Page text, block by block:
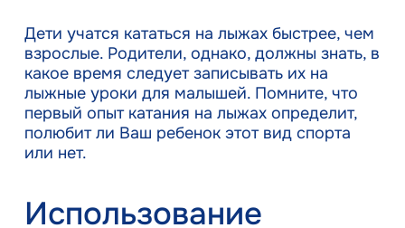
Дети учатся кататься на лыжах быстрее, чем
взрослые. Родители, однако, должны знать, в
какое время следует записывать их на
лыжные уроки для малышей. Помните, что
первый опыт катания на лыжах определит,
полюбит ли Ваш ребенок этот вид спорта
или нет.
Использование